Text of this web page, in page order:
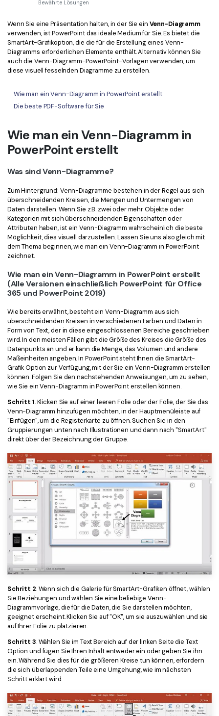
PDF OCR
PDF-Daten extrahieren
PDF freigeben
eSign PDFs rechtmäßig Neu
Bildung
Rechtliches
Gesundheitswesen
Finanzen
Regierung
Veröffentlichung
Freiberufler
Alle PDF-Funktionen
Kontakt zum Support
Was ist NEU
Benutzerhandbuch
PDFelement für Windows
PDFelement für iOS
Mehr erfahren
Bewertungen
Sehen Sie, was unsere Nutzer sagen.
Bearbeiten, Drucken und Anpassen von kostenlosen Vorlagen.
PDF-Wissen
PDF-bezogene Informationen, die Sie benötigen.
Download-Zentrum
Bewährte Lösungen
Wenn Sie eine Präsentation halten, in der Sie ein Venn-Diagramm
verwenden, ist PowerPoint das ideale Medium für Sie. Es bietet die
SmartArt-Grafikoption, die die für die Erstellung eines Venn-
Diagramms erforderlichen Elemente enthält. Alternativ können Sie
auch die Venn-Diagramm-PowerPoint-Vorlagen verwenden, um
diese visuell fesselnden Diagramme zu erstellen.
Wie man ein Venn-Diagramm in PowerPoint erstellt
Die beste PDF-Software für Sie
Wie man ein Venn-Diagramm in
PowerPoint erstellt
Was sind Venn-Diagramme?
Zum Hintergrund: Venn-Diagramme bestehen in der Regel aus sich
überschneidenden Kreisen, die Mengen und Untermengen von
Daten darstellen. Wenn Sie z.B. zwei oder mehr Objekte oder
Kategorien mit sich überschneidenden Eigenschaften oder
Attributen haben, ist ein Venn-Diagramm wahrscheinlich die beste
Möglichkeit, dies visuell darzustellen. Lassen Sie uns also gleich mit
dem Thema beginnen, wie man ein Venn-Diagramm in PowerPoint
zeichnet.
Wie man ein Venn-Diagramm in PowerPoint erstellt
(Alle Versionen einschließlich PowerPoint für Office
365 und PowerPoint 2019)
Wie bereits erwähnt, besteht ein Venn-Diagramm aus sich
überschneidenden Kreisen in verschiedenen Farben und Daten in
Form von Text, der in diese eingeschlossenen Bereiche geschrieben
wird. In den meisten Fällen gibt die Größe des Kreises die Größe des
Datenpunkts an und er kann die Menge, das Volumen und andere
Maßeinheiten angeben. In PowerPoint steht Ihnen die SmartArt-
Grafik Option zur Verfügung, mit der Sie ein Venn-Diagramm erstellen
können. Folgen Sie den nachstehenden Anweisungen, um zu sehen,
wie Sie ein Venn-Diagramm in PowerPoint erstellen können.
Schritt 1. Klicken Sie auf einer leeren Folie oder der Folie, der Sie das
Venn-Diagramm hinzufügen möchten, in der Hauptmenüleiste auf
"Einfügen", um die Registerkarte zu öffnen. Suchen Sie in den
Gruppierungen unten nach Illustrationen und dann nach "SmartArt"
direkt über der Bezeichnung der Gruppe.
Schritt 2. Wenn sich die Galerie für SmartArt-Grafiken öffnet, wählen
Sie Beziehungen und wählen Sie eine beliebige Venn-
Diagrammvorlage, die für die Daten, die Sie darstellen möchten,
geeignet erscheint. Klicken Sie auf "OK", um sie auszuwählen und sie
auf Ihrer Folie zu platzieren.
Schritt 3. Wählen Sie im Text Bereich auf der linken Seite die Text
Option und fügen Sie Ihren Inhalt entweder ein oder geben Sie ihn
ein. Während Sie dies für die größeren Kreise tun können, erfordern
die sich überlappenden Teile eine Umgehung, wie im nächsten
Schritt erklärt wird.